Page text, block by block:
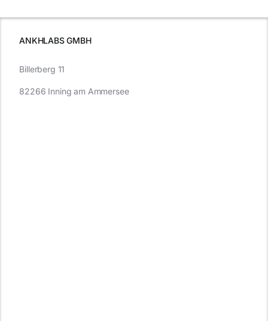
müssen
ANKHLABS GMBH
Billerberg 11
82266 Inning am Ammersee